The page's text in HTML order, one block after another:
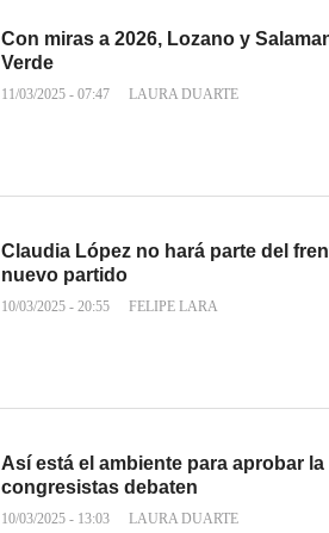
Con miras a 2026, Lozano y
Verde
11/03/2025 - 07:47 LAURA DUARTE
Claudia López no hará parte del
nuevo partido
10/03/2025 - 20:55 FELIPE LARA
Así está el ambiente para aprobar
congresistas debaten
10/03/2025 - 13:03 LAURA DUARTE